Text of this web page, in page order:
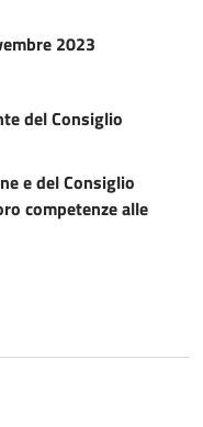
2023
del Consiglio
e del Consiglio
competenze alle